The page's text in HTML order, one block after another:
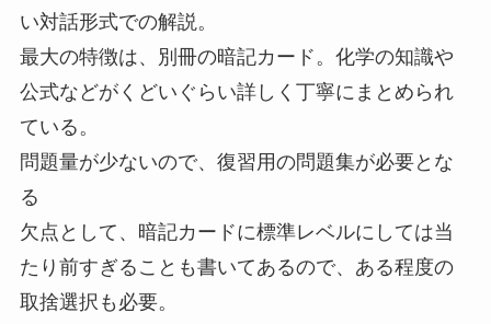
い対話形式での解説。
最大の特徴は、別冊の暗記カード。化学の知識や
公式などがくどいぐらい詳しく丁寧にまとめられ
ている。
問題量が少ないので、復習用の問題集が必要とな
る
欠点として、暗記カードに標準レベルにしては当
たり前すぎることも書いてあるので、ある程度の
取捨選択も必要。